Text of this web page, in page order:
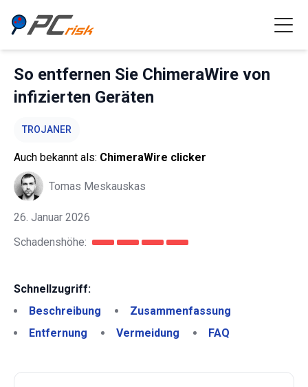
So entfernen Sie ChimeraWire von
infizierten Geräten
TROJANER
Auch bekannt als: ChimeraWire clicker
Tomas Meskauskas
26. Januar 2026
Schadenshöhe:
Schnellzugriff:
Beschreibung
Zusammenfassung
Entfernung
Vermeidung FAQ